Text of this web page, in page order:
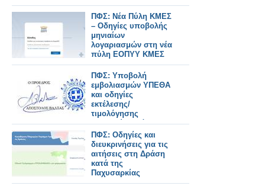
ΠΦΣ: Νέα Πύλη ΚΜΕΣ
– Οδηγίες υποβολής
μηνιαίων
λογαριασμών στη νέα
πύλη ΕΟΠΥΥ ΚΜΕΣ
ΠΦΣ: Υποβολή
εμβολιασμών ΥΠΕΘΑ
και οδηγίες
εκτέλεσης/
τιμολόγησης
συνταγών Δράσης
Παχυσαρκίας
ΠΦΣ: Οδηγίες και
διευκρινήσεις για τις
αιτήσεις στη Δράση
κατά της
Παχυσαρκίας